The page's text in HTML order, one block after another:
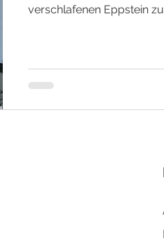
verschlafenen Eppstein